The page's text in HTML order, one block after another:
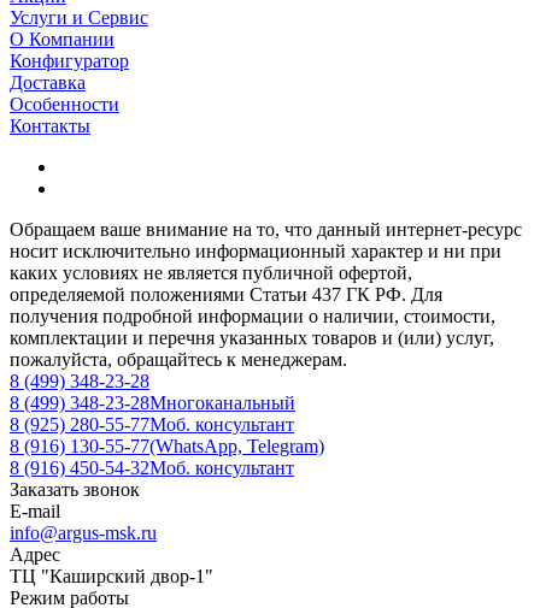
Услуги и Сервис
О Компании
Конфигуратор
Доставка
Особенности
Контакты
Обращаем ваше внимание на то, что данный интернет-ресурс
носит исключительно информационный характер и ни при
каких условиях не является публичной офертой,
определяемой положениями Статьи 437 ГК РФ. Для
получения подробной информации о наличии, стоимости,
комплектации и перечня указанных товаров и (или) услуг,
пожалуйста, обращайтесь к менеджерам.
8 (499) 348-23-28
8 (499) 348-23-28Многоканальный
8 (925) 280-55-77Моб. консультант
8 (916) 130-55-77(WhatsApp, Telegram)
8 (916) 450-54-32Моб. консультант
Заказать звонок
E-mail
info@argus-msk.ru
Адрес
ТЦ "Каширский двор-1"
Режим работы